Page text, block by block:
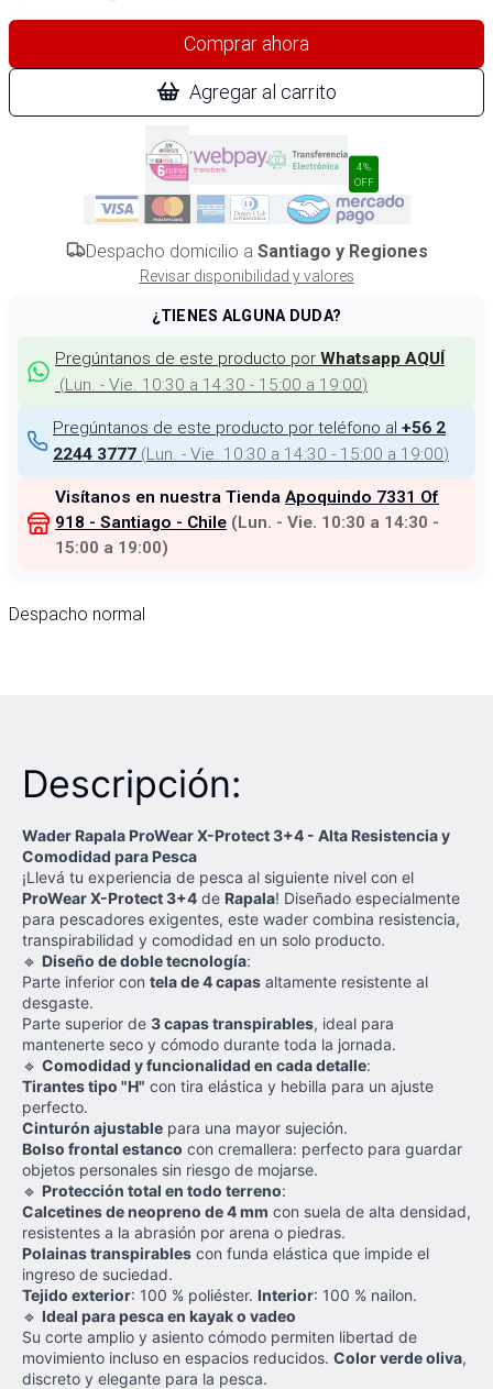
Comprar ahora
Agregar al carrito
4%
OFF
Despacho domicilio a Santiago y Regiones
Revisar disponibilidad y valores
¿TIENES ALGUNA DUDA?
Pregúntanos de este producto por Whatsapp AQUÍ
(Lun. - Vie. 10:30 a 14:30 - 15:00 a 19:00)
Pregúntanos de este producto por teléfono al +56 2
2244 3777 (Lun. - Vie. 10:30 a 14:30 - 15:00 a 19:00)
Visítanos en nuestra Tienda Apoquindo 7331 Of
918 - Santiago - Chile (Lun. - Vie. 10:30 a 14:30 -
15:00 a 19:00)
Despacho normal
Descripción:
Wader Rapala ProWear X-Protect 3+4 - Alta Resistencia y
Comodidad para Pesca
¡Llevá tu experiencia de pesca al siguiente nivel con el
ProWear X-Protect 3+4 de Rapala! Diseñado especialmente
para pescadores exigentes, este wader combina resistencia,
transpirabilidad y comodidad en un solo producto.
🔹 Diseño de doble tecnología:
Parte inferior con tela de 4 capas altamente resistente al
desgaste.
Parte superior de 3 capas transpirables, ideal para
mantenerte seco y cómodo durante toda la jornada.
🔹 Comodidad y funcionalidad en cada detalle:
Tirantes tipo "H" con tira elástica y hebilla para un ajuste
perfecto.
Cinturón ajustable para una mayor sujeción.
Bolso frontal estanco con cremallera: perfecto para guardar
objetos personales sin riesgo de mojarse.
🔹 Protección total en todo terreno:
Calcetines de neopreno de 4 mm con suela de alta densidad,
resistentes a la abrasión por arena o piedras.
Polainas transpirables con funda elástica que impide el
ingreso de suciedad.
Tejido exterior: 100 % poliéster. Interior: 100 % nailon.
🔹 Ideal para pesca en kayak o vadeo
Su corte amplio y asiento cómodo permiten libertad de
movimiento incluso en espacios reducidos. Color verde oliva,
discreto y elegante para la pesca.